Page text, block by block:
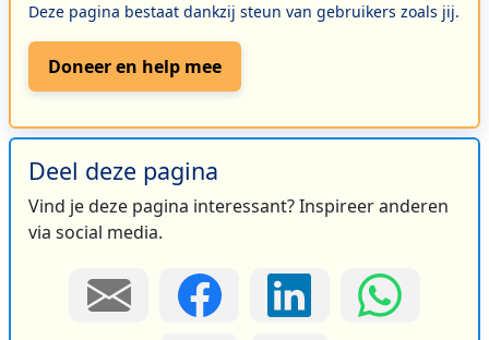
Deze pagina bestaat dankzij steun van gebruikers zoals jij.
Doneer en help mee
Deel deze pagina
Vind je deze pagina interessant? Inspireer anderen
via social media.